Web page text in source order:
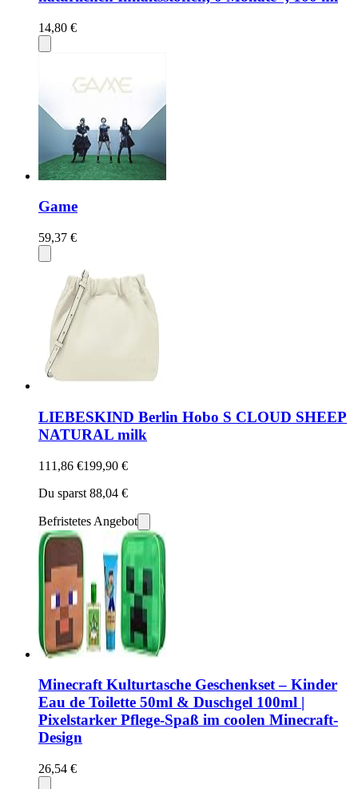
14,80 €
Game
59,37 €
LIEBESKIND Berlin Hobo S CLOUD SHEEP
NATURAL milk
111,86 €199,90 €
Du sparst 88,04 €
Befristetes Angebot
Minecraft Kulturtasche Geschenkset – Kinder
Eau de Toilette 50ml & Duschgel 100ml |
Pixelstarker Pflege-Spaß im coolen Minecraft-
Design
26,54 €